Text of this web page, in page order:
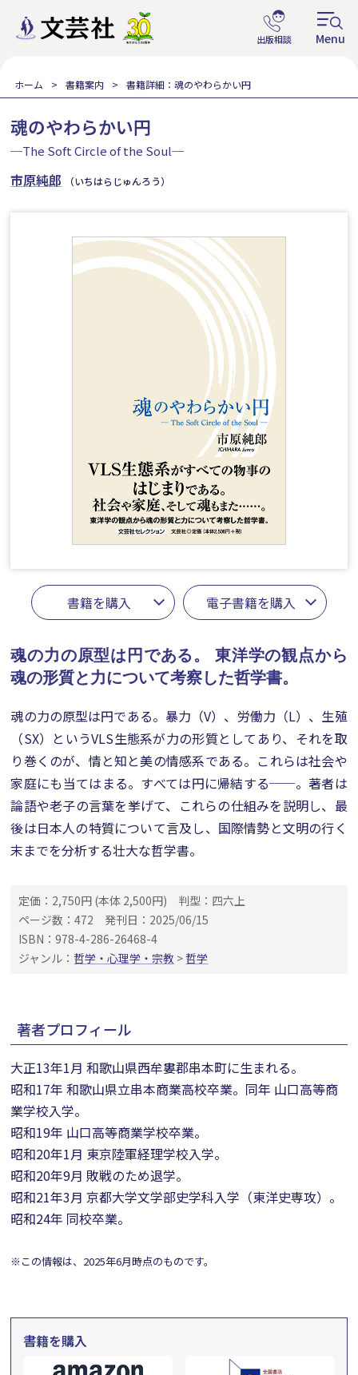
ホーム 書籍案内 書籍詳細：魂のやわらかい円
魂のやわらかい円
─The Soft Circle of the Soul─
市原純郎 （いちはらじゅんろう）
書籍を購入 電子書籍を購入
魂の力の原型は円である。
東洋学の観点から
魂の形質と力について考察した哲学書。
魂の力の原型は円である。暴力（V）、労働力（L）、生殖
（SX）というVLS生態系が力の形質としてあり、それを取
り巻くのが、情と知と美の情感系である。これらは社会や
家庭にも当てはまる。すべては円に帰結する──。著者は
論語や老子の言葉を挙げて、これらの仕組みを説明し、最
後は日本人の特質について言及し、国際情勢と文明の行く
末までを分析する壮大な哲学書。
定価：2,750円 (本体 2,500円)
判型：四六上
ページ数：472
発刊日：2025/06/15
ISBN：978-4-286-26468-4
ジャンル：哲学・心理学・宗教 >哲学
著者プロフィール
大正13年1月 和歌山県西牟婁郡串本町に生まれる。
昭和17年 和歌山県立串本商業高校卒業。同年 山口高等商
業学校入学。
昭和19年 山口高等商業学校卒業。
昭和20年1月 東京陸軍経理学校入学。
昭和20年9月 敗戦のため退学。
昭和21年3月 京都大学文学部史学科入学（東洋史専攻）。
昭和24年 同校卒業。
※この情報は、2025年6月時点のものです。
書籍を購入